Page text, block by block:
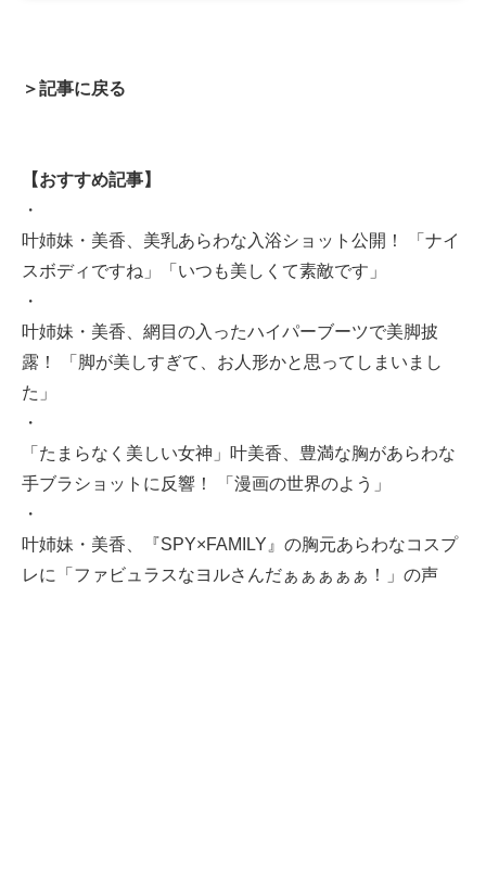
＞記事に戻る
【おすすめ記事】
・
叶姉妹・美香、美乳あらわな入浴ショット公開！ 「ナイ
スボディですね」「いつも美しくて素敵です」
・
叶姉妹・美香、網目の入ったハイパーブーツで美脚披
露！ 「脚が美しすぎて、お人形かと思ってしまいまし
た」
・
「たまらなく美しい女神」叶美香、豊満な胸があらわな
手ブラショットに反響！ 「漫画の世界のよう」
・
叶姉妹・美香、『SPY×FAMILY』の胸元あらわなコスプ
レに「ファビュラスなヨルさんだぁぁぁぁぁ！」の声